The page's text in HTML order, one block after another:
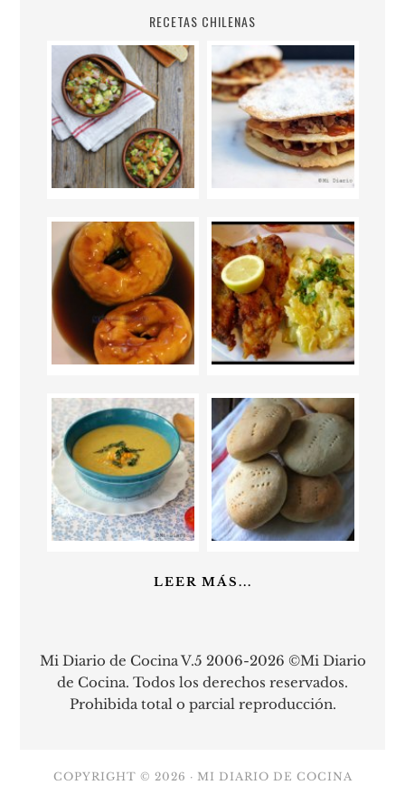
RECETAS CHILENAS
LEER MÁS...
Mi Diario de Cocina V.5 2006-2026 ©Mi Diario
de Cocina. Todos los derechos reservados.
Prohibida total o parcial reproducción.
COPYRIGHT © 2026 · MI DIARIO DE COCINA